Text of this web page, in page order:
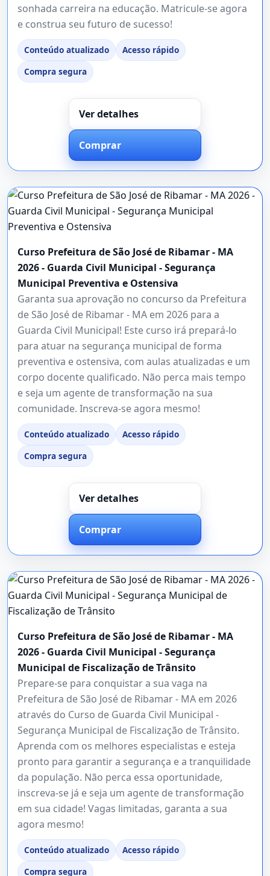
sonhada carreira na educação. Matricule-se agora
e construa seu futuro de sucesso!
Conteúdo atualizado
Acesso rápido
Compra segura
Ver detalhes
Comprar
Curso Prefeitura de São José de Ribamar - MA
2026 - Guarda Civil Municipal - Segurança
Municipal Preventiva e Ostensiva
Garanta sua aprovação no concurso da Prefeitura
de São José de Ribamar - MA em 2026 para a
Guarda Civil Municipal! Este curso irá prepará-lo
para atuar na segurança municipal de forma
preventiva e ostensiva, com aulas atualizadas e um
corpo docente qualificado. Não perca mais tempo
e seja um agente de transformação na sua
comunidade. Inscreva-se agora mesmo!
Conteúdo atualizado
Acesso rápido
Compra segura
Ver detalhes
Comprar
Curso Prefeitura de São José de Ribamar - MA
2026 - Guarda Civil Municipal - Segurança
Municipal de Fiscalização de Trânsito
Prepare-se para conquistar a sua vaga na
Prefeitura de São José de Ribamar - MA em 2026
através do Curso de Guarda Civil Municipal -
Segurança Municipal de Fiscalização de Trânsito.
Aprenda com os melhores especialistas e esteja
pronto para garantir a segurança e a tranquilidade
da população. Não perca essa oportunidade,
inscreva-se já e seja um agente de transformação
em sua cidade! Vagas limitadas, garanta a sua
agora mesmo!
Conteúdo atualizado
Acesso rápido
Compra segura